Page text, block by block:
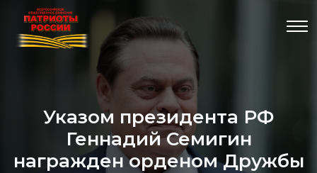
Указом президента РФ
Геннадий Семигин
награжден орденом Дружбы